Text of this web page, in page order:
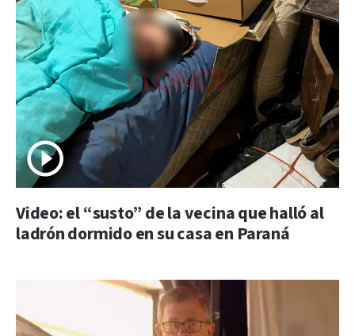
Video: el “susto” de la vecina que halló al
ladrón dormido en su casa en Paraná